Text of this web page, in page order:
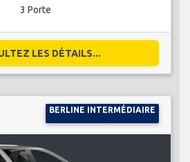
3 Porte
LES DÉTAILS...
BERLINE INTERMÉDIAIRE